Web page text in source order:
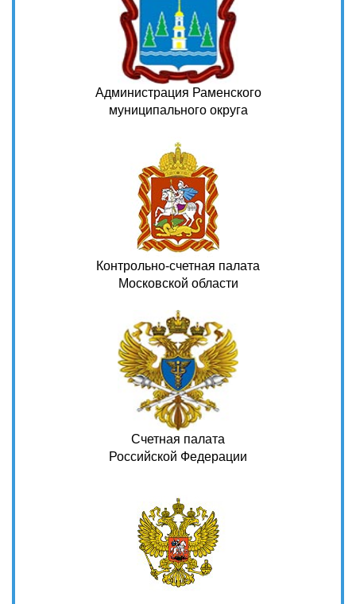
Администрация Раменского
муниципального округа
Контрольно-счетная палата
Московской области
Счетная палата
Российской Федерации